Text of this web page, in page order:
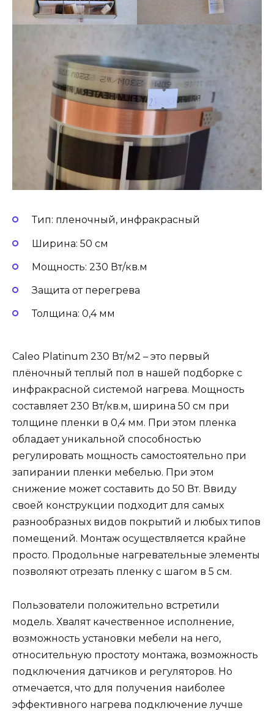
Тип: пленочный, инфракрасный
Ширина: 50 см
Мощность: 230 Вт/кв.м
Защита от перегрева
Толщина: 0,4 мм
Caleo Platinum 230 Вт/м2 – это первый
плёночный теплый пол в нашей подборке с
инфракрасной системой нагрева. Мощность
составляет 230 Вт/кв.м, ширина 50 см при
толщине пленки в 0,4 мм. При этом пленка
обладает уникальной способностью
регулировать мощность самостоятельно при
запирании пленки мебелью. При этом
снижение может составить до 50 Вт. Ввиду
своей конструкции подходит для самых
разнообразных видов покрытий и любых типов
помещений. Монтаж осуществляется крайне
просто. Продольные нагревательные элементы
позволяют отрезать пленку с шагом в 5 см.
Пользователи положительно встретили
модель. Хвалят качественное исполнение,
возможность установки мебели на него,
относительную простоту монтажа, возможность
подключения датчиков и регуляторов. Но
отмечается, что для получения наиболее
эффективного нагрева подключение лучше